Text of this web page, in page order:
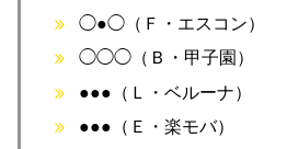
◯●◯（Ｆ・エスコン）
◯◯◯（Ｂ・甲子園）
●●●（Ｌ・ベルーナ）
●●●（Ｅ・楽モバ）